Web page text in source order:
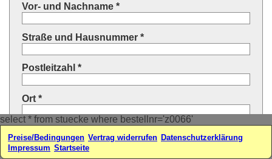
select * from stuecke where bestellnr='z0066'
Vor- und Nachname *
Straße und Hausnummer *
Postleitzahl *
Ort *
Preise/Bedingungen Vertrag widerrufen Datenschutzerklärung
Impressum Startseite